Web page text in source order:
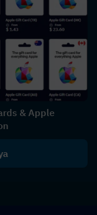
& Apple